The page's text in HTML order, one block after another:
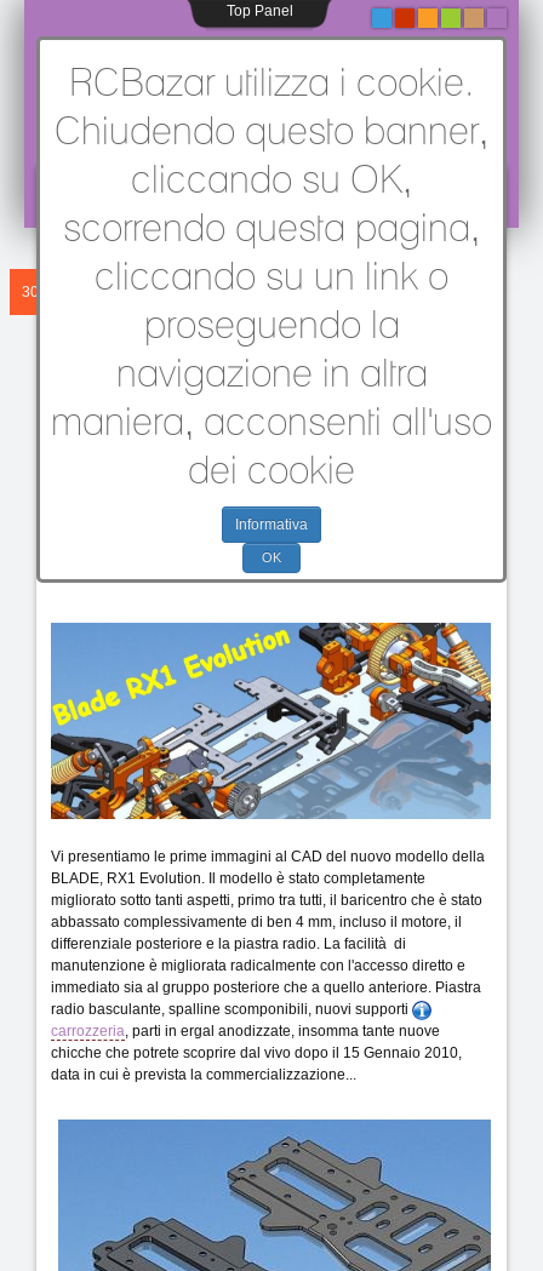
RCBazar utilizza i cookie.
Chiudendo questo banner,
cliccando su OK,
scorrendo questa pagina,
cliccando su un link o
proseguendo la
navigazione in altra
maniera, acconsenti all'uso
dei cookie
Informativa
OK
Top Panel
Home / Rally e Touring 1/8
Le prime immagini della Blade RX1 Evolution
30 NOV 2010
Le prime
immagini della
Blade RX1
Evolution
30 Nov 2010
Vi presentiamo le prime immagini al CAD del nuovo modello della
BLADE, RX1 Evolution. Il modello è stato completamente
migliorato sotto tanti aspetti, primo tra tutti, il baricentro che è stato
abbassato complessivamente di ben 4 mm, incluso il motore, il
differenziale posteriore e la piastra radio. La facilità di
manutenzione è migliorata radicalmente con l'accesso diretto e
immediato sia al gruppo posteriore che a quello anteriore. Piastra
radio basculante, spalline scomponibili, nuovi supporti
carrozzeria, parti in ergal anodizzate, insomma tante nuove
chicche che potrete scoprire dal vivo dopo il 15 Gennaio 2010,
data in cui è prevista la commercializzazione...